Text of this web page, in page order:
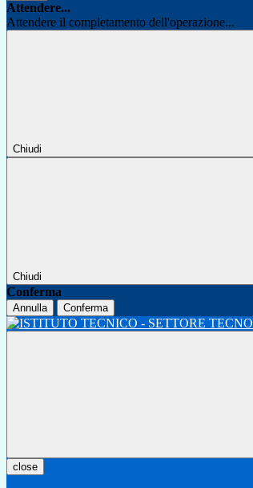
Attendere...
Attendere il completamento dell'operazione...
Chiudi
Chiudi
Conferma
Annulla Conferma
close